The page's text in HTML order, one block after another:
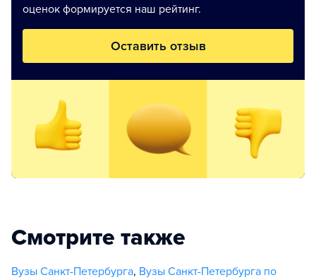
оценок формируется наш рейтинг.
Оставить отзыв
Смотрите также
Вузы Санкт-Петербурга, Вузы Санкт-Петербурга по